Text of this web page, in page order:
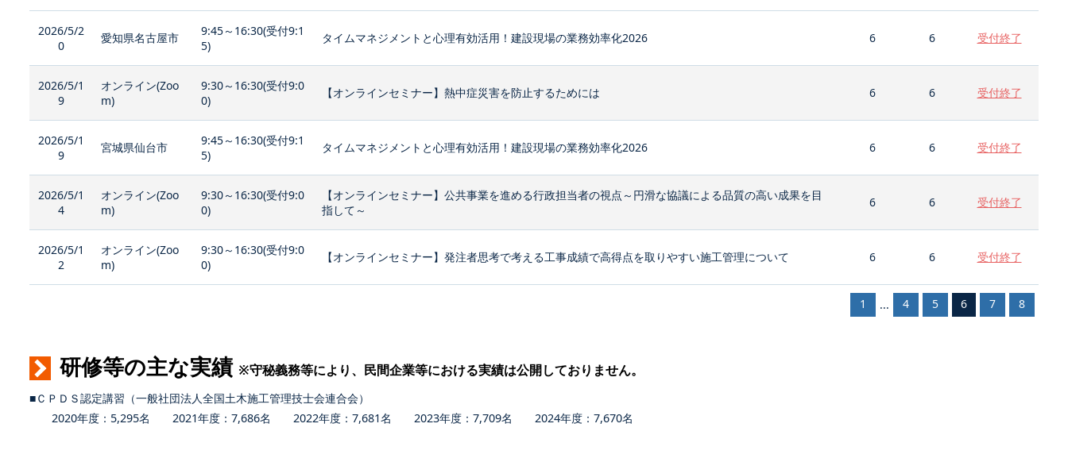
2026/5/2
0
愛知県名古屋市
9:45～16:30(受付9:1
5)
タイムマネジメントと心理有効活用！建設現場の業務効率化2026 6 6 受付終了
2026/5/1
9
オンライン(Zoo
m)
9:30～16:30(受付9:0
0)
【オンラインセミナー】熱中症災害を防止するためには 6 6 受付終了
2026/5/1
9
宮城県仙台市
9:45～16:30(受付9:1
5)
タイムマネジメントと心理有効活用！建設現場の業務効率化2026 6 6 受付終了
2026/5/1
4
オンライン(Zoo
m)
9:30～16:30(受付9:0
0)
【オンラインセミナー】公共事業を進める行政担当者の視点～円滑な協議による品質の高い成果を目
指して～
6 6 受付終了
2026/5/1
2
オンライン(Zoo
m)
9:30～16:30(受付9:0
0)
【オンラインセミナー】発注者思考で考える工事成績で高得点を取りやすい施工管理について 6 6 受付終了
1 ... 4 5 6 7 8
研修等の主な実績 ※守秘義務等により、民間企業等における実績は公開しておりません。
■ＣＰＤＳ認定講習（一般社団法人全国土木施工管理技士会連合会）
2020年度：5,295名 2021年度：7,686名 2022年度：7,681名 2023年度：7,709名 2024年度：7,670名